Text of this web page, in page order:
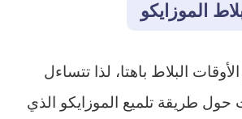
الموزايكو
البلاط باهتا، لذا تتساءل
حول طريقة تلميع الموزايكو الذي